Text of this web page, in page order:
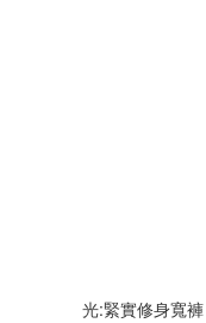
光:緊實修身寬褲